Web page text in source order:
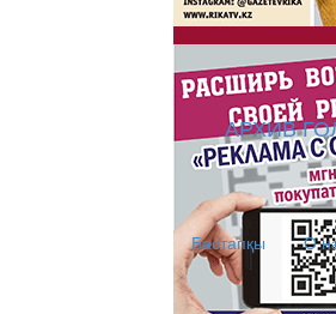
АРХИВ
Бастапқы О